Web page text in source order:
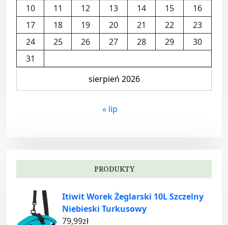
sierpień 2026
10
11 12 13 14 15
16
17
18 19 20 21 22
23
24
25 26 27 28 29
30
31
« lip
PRODUKTY
Itiwit Worek Żeglarski 10L Szczelny
Niebieski Turkusowy
79,99zł